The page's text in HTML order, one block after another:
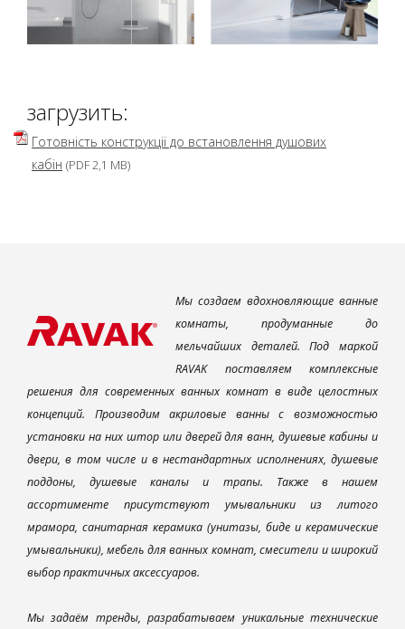
загрузить:
Готовність конструкції до встановлення душових
кабін (PDF 2,1 MB)
Мы создаем вдохновляющие ванные
комнаты, продуманные до
мельчайших деталей. Под маркой
RAVAK поставляем комплексные
решения для современных ванных комнат в виде целостных
концепций. Производим акриловые ванны с возможностью
установки на них штор или дверей для ванн, душевые кабины и
двери, в том числе и в нестандартных исполнениях, душевые
поддоны, душевые каналы и трапы. Также в нашем
ассортименте присутствуют умывальники из литого
мрамора, санитарная керамика (унитазы, биде и керамические
умывальники), мебель для ванных комнат, смесители и широкий
выбор практичных аксессуаров.
Мы задаём тренды, разрабатываем уникальные технические